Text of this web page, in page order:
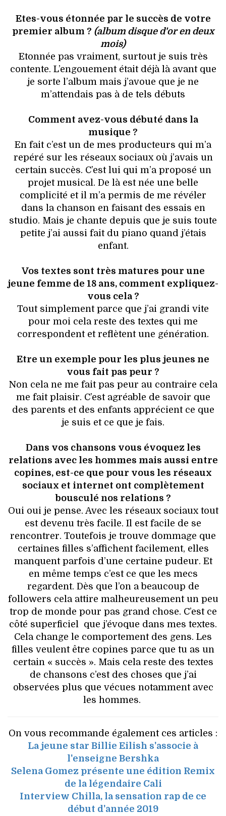
Etes-vous étonnée par le succès de votre
premier album ? (album disque d'or en deux
mois)
Etonnée pas vraiment, surtout je suis très
contente. L’engouement était déjà là avant que
je sorte l’album mais j’avoue que je ne
m’attendais pas à de tels débuts
Comment avez-vous débuté dans la
musique ?
En fait c’est un de mes producteurs qui m’a
repéré sur les réseaux sociaux où j’avais un
certain succès. C’est lui qui m’a proposé un
projet musical. De là est née une belle
complicité et il m’a permis de me révéler
dans la chanson en faisant des essais en
studio. Mais je chante depuis que je suis toute
petite j’ai aussi fait du piano quand j’étais
enfant.
Vos textes sont très matures pour une
jeune femme de 18 ans, comment expliquez-
vous cela ?
Tout simplement parce que j’ai grandi vite
pour moi cela reste des textes qui me
correspondent et reflètent une génération.
Etre un exemple pour les plus jeunes ne
vous fait pas peur ?
Non cela ne me fait pas peur au contraire cela
me fait plaisir. C’est agréable de savoir que
des parents et des enfants apprécient ce que
je suis et ce que je fais.
Dans vos chansons vous évoquez les
relations avec les hommes mais aussi entre
copines, est-ce que pour vous les réseaux
sociaux et internet ont complètement
bousculé nos relations ?
Oui oui je pense. Avec les réseaux sociaux tout
est devenu très facile. Il est facile de se
rencontrer. Toutefois je trouve dommage que
certaines filles s’affichent facilement, elles
manquent parfois d’une certaine pudeur. Et
en même temps c’est ce que les mecs
regardent. Dès que l’on a beaucoup de
followers cela attire malheureusement un peu
trop de monde pour pas grand chose. C’est ce
côté superficiel que j’évoque dans mes textes.
Cela change le comportement des gens. Les
filles veulent être copines parce que tu as un
certain « succès ». Mais cela reste des textes
de chansons c’est des choses que j’ai
observées plus que vécues notamment avec
les hommes.
On vous recommande également ces articles :
La jeune star Billie Eilish s'associe à
l'enseigne Bershka
Selena Gomez présente une édition Remix
de la légendaire Cali
Interview Chilla, la sensation rap de ce
début d'année 2019